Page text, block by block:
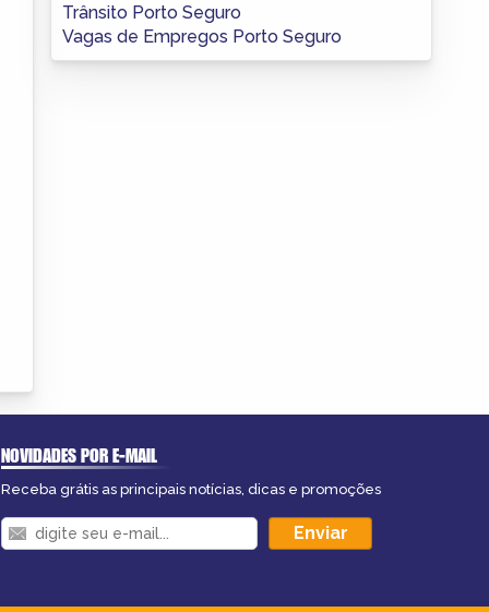
Trânsito Porto Seguro
Vagas de Empregos Porto Seguro
NOVIDADES POR E-MAIL
Receba grátis as principais notícias, dicas e promoções